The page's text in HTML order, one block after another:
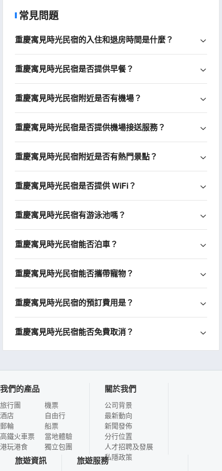
常見問題
重慶寓見時光民宿的入住和退房時間是什麼？
重慶寓見時光民宿是否提供早餐？
重慶寓見時光民宿附近是否有機場？
重慶寓見時光民宿是否提供機場接送服務？
重慶寓見時光民宿附近是否有熱門景點？
重慶寓見時光民宿是否提供 WiFi？
重慶寓見時光民宿有游泳池嗎？
重慶寓見時光民宿能否泊車？
重慶寓見時光民宿能否攜帶寵物？
重慶寓見時光民宿的預訂費用是？
重慶寓見時光民宿能否免費取消？
我們的產品
旅行團
酒店
郵輪
高鐵火車票
港玩港食
機票
自由行
船票
當地體驗
獨立包團
關於我們
公司背景
最新動向
新聞發佈
分行位置
人才招聘及發展
私隱政策
旅遊資訊 旅遊服務